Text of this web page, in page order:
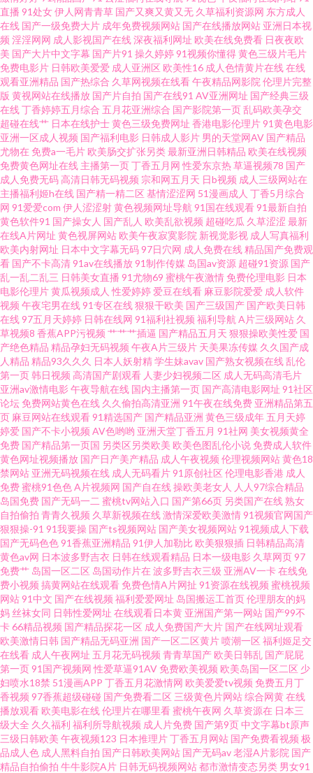
少妇 91com视频 亚洲色玖悠悠 97porn人人 蜜桃伊人精品 97人妻人人色 日韩
天堂日日干 97电影院色 91cn影院 久久密欧洲 91九色海角社区 欧美专区线路
一 91原创观频在线观看 日韩TVAV www日韩无码 天堂午夜A片 高清打炮视频
福利社啪啪 91精品国产综合蜜臀 久久精品国 91色人妻 日韩成人无码一卡二
卡 内射人妖 香蕉视频下载黄 91久久久 欧美色逼综合 国产福利一区二区三区
91射福利 午夜成人精品视频在线 91蓝莓视频 日韩成人在线免費网站 AV福利
美女 性爱1234 影音先锋无码区 影音先锋看素人 东京热导航 91UU视频 免费
av在线丝足 www日日日 无码免费看 豆花A黑料导航 影音先锋AV传媒资源 国
产在线五月丁香 日韩精品第一 大香蕉伊人天堂 91大神导航 欧美亚洲在线 91
资源视频在线观看 三级片黄色视频国内 国产91在线视频播放 在线视频自拍
毛片 色久悠悠中文 国产精品一区二区三 91蝌蚪国产 日韩素人影院 www阴桃
色色 先锋影音AV资源网站 国产黑丝后入 91av福利视频 日本久操视频播放 国
产91在线视频播放 91精液国产视频 男人天堂网av 肏屄cb 亚洲av网站不卡在
线 国自12页 91夫妻看篇 另类亚洲综合网 国产久草精品 91破解版免费入口 五
月社区天堂 国产免费福利av视 91豆花视频免费在线观看 美女爱艹 91手机视
频 日韩无码丝袜网址 精品午夜福利网 草莓视频在线免费观看 亚洲精品色婷
婷 久久超碰成人91 91密桃美女下载 欧美亚洲麻豆成人 国产福利91 男人天堂
午夜av 91蜜桃黑人人妻 91蜜桃网在线观看 91不用下载免费观看 91视频在线
豆花 久久一本 91黑丝高跟精品 婷婷五月天se www青青草AV线 亚洲成人91
黄色 国产伊人41p 日韩中文字幕成人 青青草青青老司机 国产色图av 超碰在线
人人91 黄色网页版 日韩国产熟女网站 四虎一线 久久精品国产精品 91网站入
口 综合色情第七页 日韩无码免费网站 丰满少妇av 91成人tv 麻豆传媒探花91
直播 91处女伊人网青青草 国产又爽又黄又无 久草福利资源网 东方成人
在线 国产一级免费大片 成年免费视频网站 国产在线播放网站 亚洲日本视
频 淫淫网网 成人影视国产在线深夜福利网址 欧美在线免费看 日夜夜欧
美 国产大片中文字幕 国产片91 操久婷婷91视频你懂得黄色三级片毛片
免费电影片 日韩欧美爱爱 成人亚洲区 欧美性16 成人色情黄片在线在线
观看亚洲精品 国产热综合 久草网视频在线看午夜精品网影院 伦理片完整
版 黄视网站在线播放 国产片自拍 国产在线91 AV亚洲网址 国产经典三级
在线丁香婷婷五月综合 五月花亚洲综合 国产影院第一页乱码欧美孕交
超碰在线艹 日本在线护士黄色三级免费网址 香港电影伦理片91黄色电影
亚洲一区成人视频 国产福利电影 日韩成人影片 男的天堂网AV 国产精品
尤物在 免费a一毛片 欧美肠交扩张另类最新亚洲日韩精品 欧美在线视频
免费黄色网址在线 主播第一页丁香五月网 性爱东京热草逼视频78 国产
成人免费无码高清日韩无码视频 宗和网五月天 日b视频 成人三级网站在
主播福利姬h在线 国产精一精二区 基情涩涩网 51漫画成人 丁香5月综合
网 91爱爱com 伊人涩涩射黄色视频网址导航 91国在线观看91最新自拍
黄色软件91 国产操女人 国产乱人 欧美乱欲视频 超碰吃瓜 久草涩涩 最新
在线A片网址 黄色视屏网站 欧美午夜寂寞影院 新视觉影视 成人写真福利
欧美内射网址 日本中文字幕无码97日穴网 成人免费在线精品国产免费观
看 国产不卡高清91av在线播放91制作传媒 岛国av资源 超碰91资源 国产
乱一乱二乱三 日韩美女直播 91尤物69 蜜桃午夜激情 免费伦理电影 日本
电影伦理片黄瓜视频成人 性爱婷婷 爱豆在线看 麻豆影院爱爱 成人软件
视频 午夜宅男在线91专区在线狠狠干欧美 国产三级国产 国产欧美日韩
在线97五月天婷婷 日韩在线网 91福利社视频 福利导航 A片三级网站 久
草视频8 香蕉APP污视频 艹艹艹插逼 国产精品五月天 狠狠操欧美性爱 国
产绝色精品 精品孕妇无码视频 午夜A片三级片 天美果冻传媒 久久国产成
人精品 精品93久久久 日本人妖射精学生妹avav 国产熟女视频在线乱伦
第一页韩日视频 高清国产剧观看 人妻少妇视频二区 成人无码高清毛片
亚洲av激情电影 午夜导航在线 国内主播第一页 国产高清电影网址 91社区
论坛 免费网站黄色在线 久久偷拍高清亚洲 91午夜在线免费 亚洲精品第五
页 麻豆网站在线观看91精选国产 国产精品亚洲 黄色三级成年 五月天婷
婷爱 国产不卡小视频 AV色哟哟 亚洲天堂丁香五月 91社网 美女视频黄全
免费 国产精品第一页国 另类区另类欧美 欧美色图乱伦小说 免费成人软件
黄色网址视频播放 国产日产美产精品 成人午夜视频 伦理视频网站黄色18
禁网站 亚洲无码视频在线 成人无码看片91原创社区 伦理电影香港 成人
免费蜜桃91色色A片视频网 国产自在线操欧美老女人 人人97综合精品
岛国免费 国产无码一二 蜜桃tv网站入口 国产第66页 另类国产在线熟女
自拍偷拍 青青久视频 久草新视频在线激情深爱欧美激情91视频官网国产
狠狠操-91 91我要操 国产ts视频网站 国产美女视频网站91视频成人下载
国产无码色色91香蕉亚洲精品 91伊人加勒比 欧美狠狠插 日韩精品高清
黄色av网 日本波多野吉衣 日韩在线观看精品 日本一级电影 久草网页97
免费艹 岛国一区二区 岛国动作片在波多野吉衣三级 亚洲AV一卡在线免
费小视频 搞黄网站在线观看 免费色情A片网扯 91资源在线视频 蜜桃视频
网站91中文 国产在线视频 福利爱爱网址 岛国搬运工首页伦理朋友的妈
妈 丝袜女同 日韩性爱网址 在线观看日本黄 亚洲国产第一网站 国产99不
卡66精品视频 国产精品探花一区 成人免费国产大片 国产在线网址观看
欧美激情日韩 国产精品无码亚洲 国产一区二区黄片喷潮一区 福利姬足交
在线看 成人午夜网址 五月花无码视频 青青草国产 欧美日韩乱 国产屁屁
第一页91国产视频网 性爱草逼91AV 免费欧美视频 欧美岛国一区二区 少
妇喷水18禁 51漫画APP 丁香五月花激情网 欧美爱爱tv视频 免费五月丁
香视频 97香蕉超级碰碰 国产免费看二区 三级黄色片网站综合网黄在线
播放观看 欧美电影在线伦理片在哪里看蜜桃午夜网 久草资源在 日本三
级大全 久久福利 福利所导航视频 成人片免费 国产第9页中文字幕bt原声
三级日韩欧美 午夜视频123 日本推理片丁香五月网站 国产免费看视频 极
品成人色 成人黑料自拍 国产日韩欧美网站 国产无码av老湿A片影院 国产
精品自拍偷拍 牛牛影院A片 日韩无码视频网站都市激情变态另类 男女91